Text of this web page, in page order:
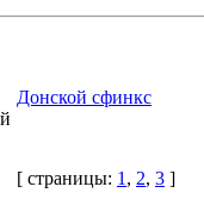
Донской сфинкс
[ страницы: 1 , 2, 3 ]